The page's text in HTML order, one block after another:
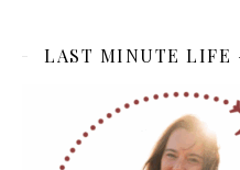
LAST MINUTE LIFE